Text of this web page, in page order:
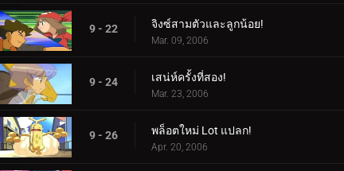
9 - 22 จิงซ์สามตัวและลูกน้อย!
Mar. 09, 2006
9 - 24 เสน่ห์ครั้งที่สอง!
Mar. 23, 2006
9 - 26 พล็อตใหม่ Lot แปลก!
Apr. 20, 2006